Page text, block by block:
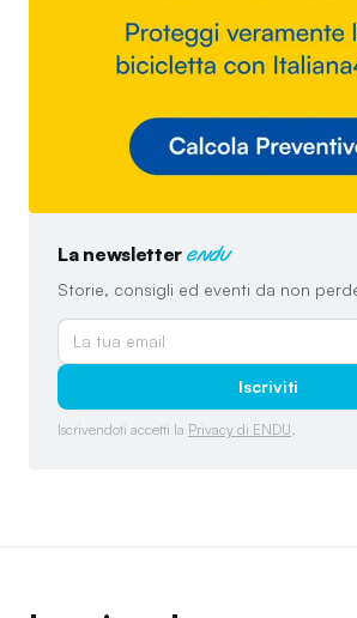
La newsletter endu
Storie, consigli ed eventi da non
Iscriviti
Iscrivendoti accetti la Privacy di ENDU.